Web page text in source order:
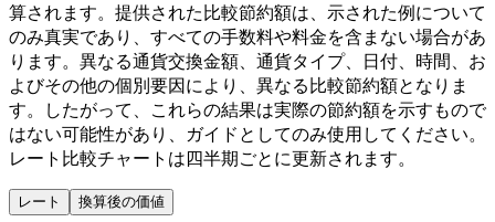
算されます。提供された比較節約額は、示された例について
のみ真実であり、すべての手数料や料金を含まない場合があ
ります。異なる通貨交換金額、通貨タイプ、日付、時間、お
よびその他の個別要因により、異なる比較節約額となりま
す。したがって、これらの結果は実際の節約額を示すもので
はない可能性があり、ガイドとしてのみ使用してください。
レート比較チャートは四半期ごとに更新されます。
レート 換算後の価値